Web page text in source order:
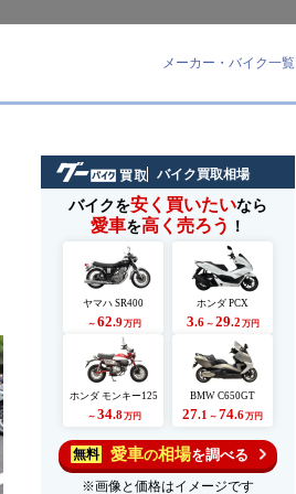
メーカー・バイク一覧
バイク買取相場
バイクを安く買いたいなら
愛車を高く売ろう ！
ヤマハ SR400
～ 62.9 万円
ホンダ PCX
3.6 ～ 29.2 万円
ホンダ モンキー125
～ 34.8万円
BMW C650GT
27.1 ～ 74.6万円
無料 愛車の相場を調べる
※画像と価格はイメージです